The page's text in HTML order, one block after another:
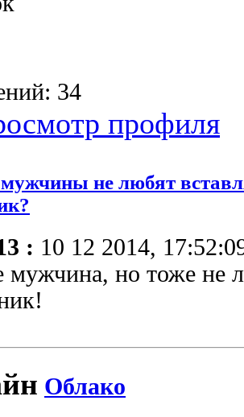
34
не любят
: 10 12 2014,
мужчина, но тоже не
Облако